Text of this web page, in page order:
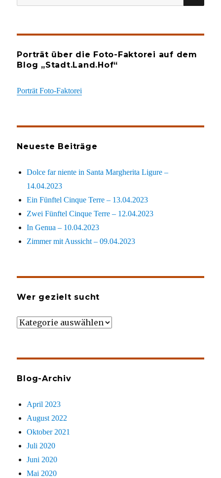
nach:
Porträt über die Foto-Faktorei auf dem
Blog „Stadt.Land.Hof“
Porträt Foto-Faktorei
Neueste Beiträge
Dolce far niente in Santa Margherita Ligure –
14.04.2023
Ein Fünftel Cinque Terre – 13.04.2023
Zwei Fünftel Cinque Terre – 12.04.2023
In Genua – 10.04.2023
Zimmer mit Aussicht – 09.04.2023
Wer gezielt sucht
Wer
Blog-Archiv
April 2023
August 2022
Oktober 2021
Juli 2020
Juni 2020
Mai 2020